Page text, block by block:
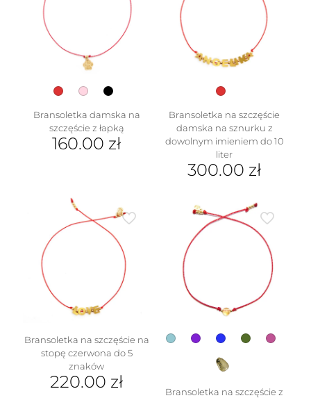
produktu
stronie
Bransoletka damska na
szczęście z łapką
160.00 zł
wariantów.
Opcje
można
produktu
Bransoletka na szczęście
damska na sznurku z
dowolnym imieniem do 10
liter
300.00 zł
Bransoletka na szczęście na
stopę czerwona do 5
znaków
220.00 zł
Bransoletka na szczęście z